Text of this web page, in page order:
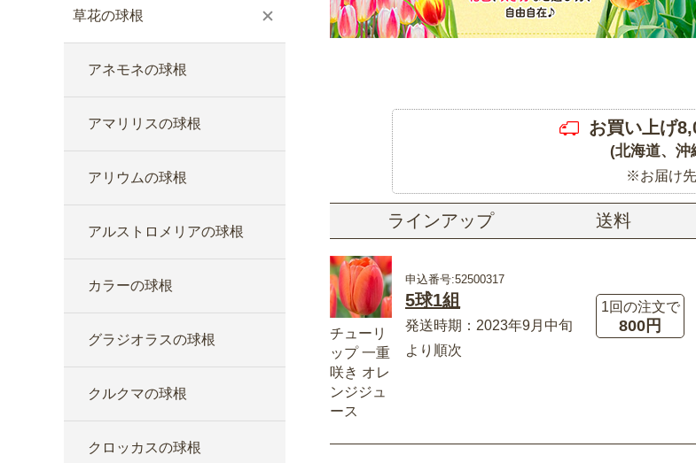
草花の球根
アネモネの球根
アマリリスの球根
アリウムの球根
アルストロメリアの球根
カラーの球根
グラジオラスの球根
クルクマの球根
クロッカスの球根
お買い上げ
(北海道、沖
※お届け先
ラインアップ 送料
チューリ
ップ 一重
咲き オレ
ンジジュ
ース
申込番号:52500317
5球1組
発送時期：2023年9月中旬
より順次
1回の注文で
800円